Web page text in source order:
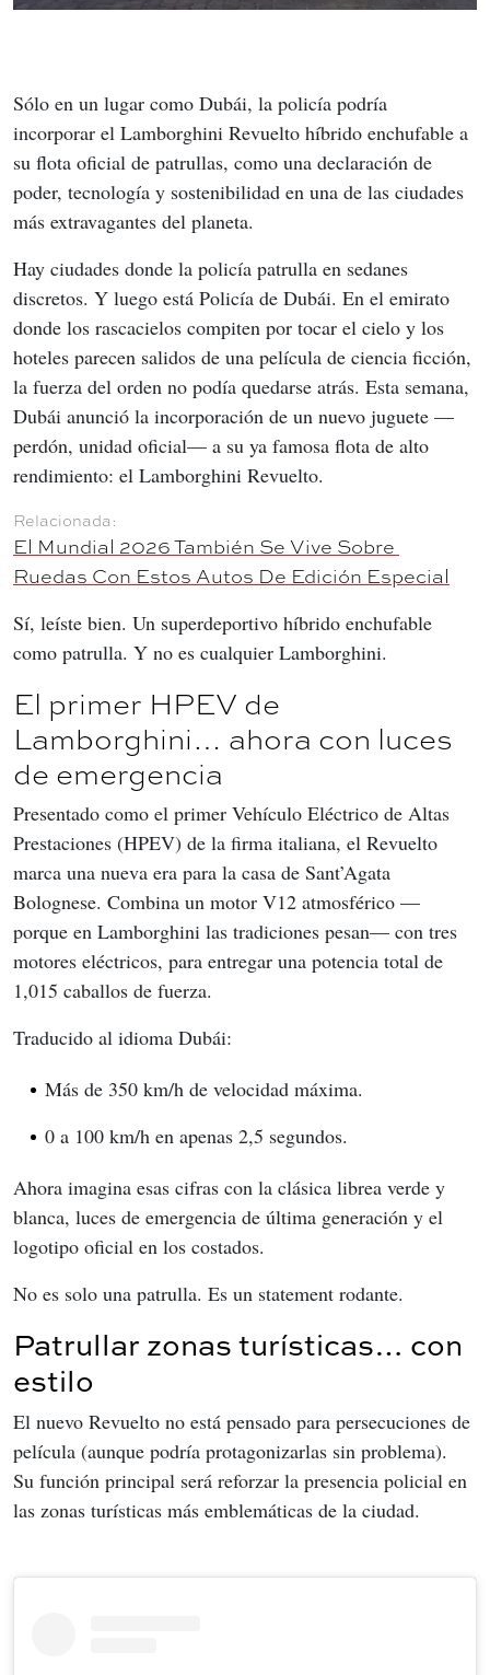
Sólo en un lugar como Dubái, la policía podría
incorporar el Lamborghini Revuelto híbrido enchufable a
su flota oficial de patrullas, como una declaración de
poder, tecnología y sostenibilidad en una de las ciudades
más extravagantes del planeta.
Hay ciudades donde la policía patrulla en sedanes
discretos. Y luego está Policía de Dubái. En el emirato
donde los rascacielos compiten por tocar el cielo y los
hoteles parecen salidos de una película de ciencia ficción,
la fuerza del orden no podía quedarse atrás. Esta semana,
Dubái anunció la incorporación de un nuevo juguete —
perdón, unidad oficial— a su ya famosa flota de alto
rendimiento: el Lamborghini Revuelto.
El Mundial 2026 También Se Vive Sobre
Ruedas Con Estos Autos De Edición Especial
Sí, leíste bien. Un superdeportivo híbrido enchufable
como patrulla. Y no es cualquier Lamborghini.
El primer HPEV de
Lamborghini… ahora con luces
de emergencia
Presentado como el primer Vehículo Eléctrico de Altas
Prestaciones (HPEV) de la firma italiana, el Revuelto
marca una nueva era para la casa de Sant’Agata
Bolognese. Combina un motor V12 atmosférico —
porque en Lamborghini las tradiciones pesan— con tres
motores eléctricos, para entregar una potencia total de
1,015 caballos de fuerza.
Traducido al idioma Dubái:
Más de 350 km/h de velocidad máxima.
0 a 100 km/h en apenas 2,5 segundos.
Ahora imagina esas cifras con la clásica librea verde y
blanca, luces de emergencia de última generación y el
logotipo oficial en los costados.
No es solo una patrulla. Es un statement rodante.
Patrullar zonas turísticas… con
estilo
El nuevo Revuelto no está pensado para persecuciones de
película (aunque podría protagonizarlas sin problema).
Su función principal será reforzar la presencia policial en
las zonas turísticas más emblemáticas de la ciudad.